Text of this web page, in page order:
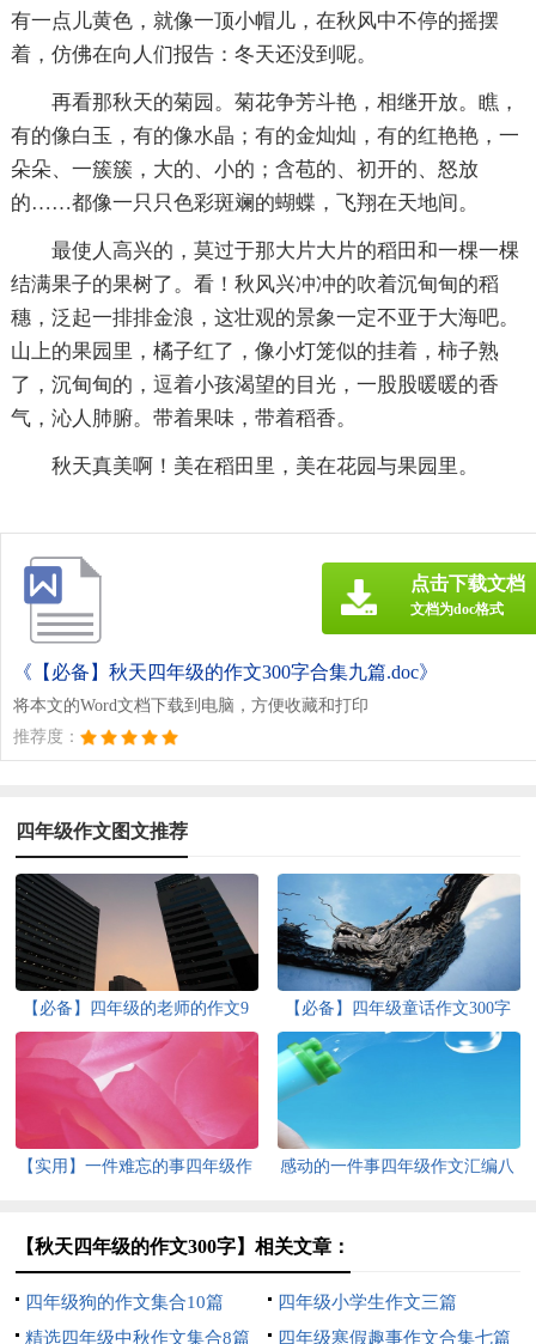
有一点儿黄色，就像一顶小帽儿，在秋风中不停的摇摆
着，仿佛在向人们报告：冬天还没到呢。
再看那秋天的菊园。菊花争芳斗艳，相继开放。瞧，
有的像白玉，有的像水晶；有的金灿灿，有的红艳艳，一
朵朵、一簇簇，大的、小的；含苞的、初开的、怒放
的……都像一只只色彩斑斓的蝴蝶，飞翔在天地间。
最使人高兴的，莫过于那大片大片的稻田和一棵一棵
结满果子的果树了。看！秋风兴冲冲的吹着沉甸甸的稻
穗，泛起一排排金浪，这壮观的景象一定不亚于大海吧。
山上的果园里，橘子红了，像小灯笼似的挂着，柿子熟
了，沉甸甸的，逗着小孩渴望的目光，一股股暖暖的香
气，沁人肺腑。带着果味，带着稻香。
秋天真美啊！美在稻田里，美在花园与果园里。
《【必备】秋天四年级的作文300字合集九篇.doc》
将本文的Word文档下载到电脑，方便收藏和打印
推荐度：
点击下载文档
文档为doc格式
四年级作文图文推荐
【必备】四年级的老师的作文9
篇
【必备】四年级童话作文300字
集锦10篇
【实用】一件难忘的事四年级作
感动的一件事四年级作文汇编八
【秋天四年级的作文300字】相关文章：
四年级狗的作文集合10篇
四年级小学生作文三篇
精选四年级中秋作文集合8篇
四年级寒假趣事作文合集七篇